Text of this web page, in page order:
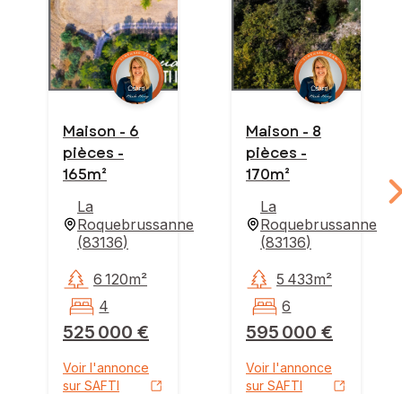
Maison - 6
pièces -
165m²
La
Roquebrussanne
(83136)
525 000 €
6 120m²
4
Voir l'annonce
sur SAFTI
Maison - 8
pièces -
170m²
La
Roquebrussanne
(83136)
595 000 €
5 433m²
6
Voir l'annonce
sur SAFTI